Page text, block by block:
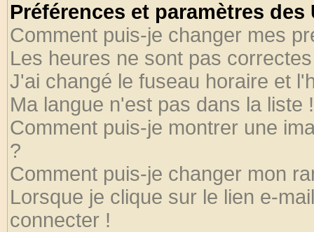
Préférences et paramètres
Comment puis-je changer mes
Les heures ne sont pas
J'ai changé le fuseau horaire et
Ma langue n'est pas dans la liste !
Comment puis-je montrer une
?
Comment puis-je changer mon
Lorsque je clique sur le lien e-
connecter !